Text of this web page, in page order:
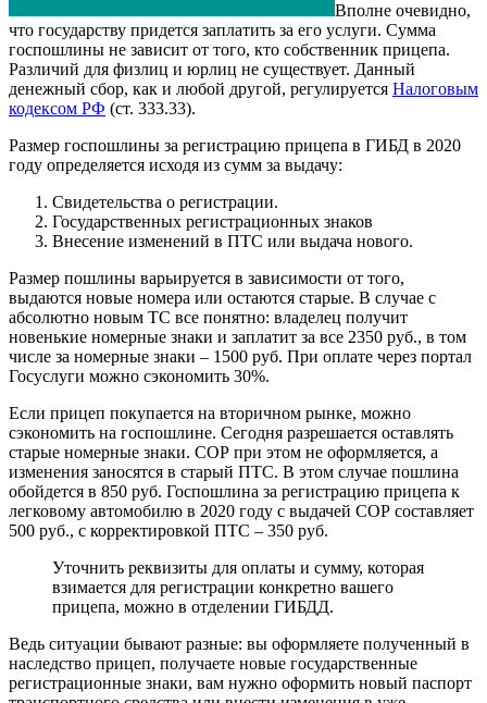
Вполне очевидно,
что государству придется заплатить за его услуги. Сумма
госпошлины не зависит от того, кто собственник прицепа.
Различий для физлиц и юрлиц не существует. Данный
денежный сбор, как и любой другой, регулируется Налоговым
кодексом РФ (ст. 333.33).
Размер госпошлины за регистрацию прицепа в ГИБД в 2020
году определяется исходя из сумм за выдачу:
Свидетельства о регистрации.
Государственных регистрационных знаков
Внесение изменений в ПТС или выдача нового.
Размер пошлины варьируется в зависимости от того,
выдаются новые номера или остаются старые. В случае с
абсолютно новым ТС все понятно: владелец получит
новенькие номерные знаки и заплатит за все 2350 руб., в том
числе за номерные знаки – 1500 руб. При оплате через портал
Госуслуги можно сэкономить 30%.
Если прицеп покупается на вторичном рынке, можно
сэкономить на госпошлине. Сегодня разрешается оставлять
старые номерные знаки. СОР при этом не оформляется, а
изменения заносятся в старый ПТС. В этом случае пошлина
обойдется в 850 руб. Госпошлина за регистрацию прицепа к
легковому автомобилю в 2020 году с выдачей СОР составляет
500 руб., с корректировкой ПТС – 350 руб.
Уточнить реквизиты для оплаты и сумму, которая
взимается для регистрации конкретно вашего
прицепа, можно в отделении ГИБДД.
Ведь ситуации бывают разные: вы оформляете полученный в
наследство прицеп, получаете новые государственные
регистрационные знаки, вам нужно оформить новый паспорт